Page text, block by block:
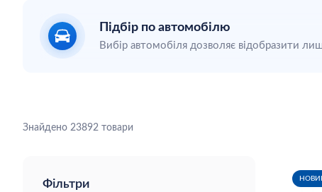
Підбір по автомобілю
Вибір автомобіля дозволяє відобразити
Знайдено 23892 товари
Фільтри